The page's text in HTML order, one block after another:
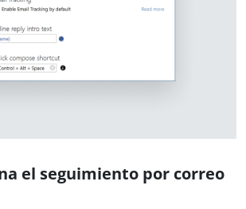
el seguimiento por correo